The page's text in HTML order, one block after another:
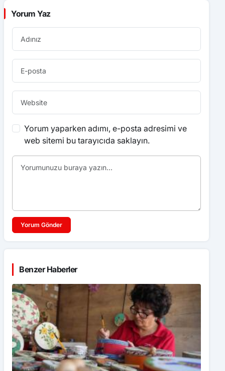
Yorum Yaz
Yorum yaparken adımı, e-posta adresimi ve
web sitemi bu tarayıcıda saklayın.
Yorum Gönder
Benzer Haberler